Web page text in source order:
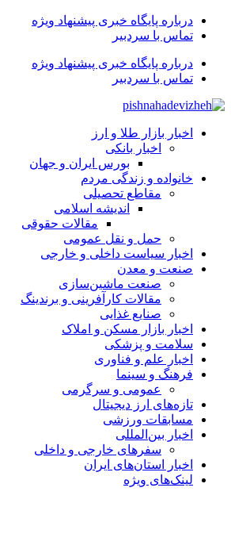
درباره پایگاه خبری پیشنهاد ویژه
تماس با سردبیر
درباره پایگاه خبری پیشنهاد ویژه
تماس با سردبیر
اخبار بازار طلا و ارز
اخبار بانکی
بورس ایران و جهان
خانواده و زندگی مردم
مقاطع تحصیلی
اندیشه اسلامی
مقالات حقوقی
حمل و نقل عمومی
اخبار سیاست داخلی و خارجی
صنعت و معدن
صنعت ماشین‌سازی
مقالات کارآفرینی و برندینگ
صنایع غذایی
اخبار بازار مسکن و املاک
سلامت و پزشکی
اخبار علم و فناوری
فرهنگ و سینما
عمومی و سرگرمی
تازه‌های ارز دیجیتال
مسابقات ورزشی
اخبار بین‌المللی
سفرهای خارجی و داخلی
اخبار استان‌های ایران
لینک‌های ویژه